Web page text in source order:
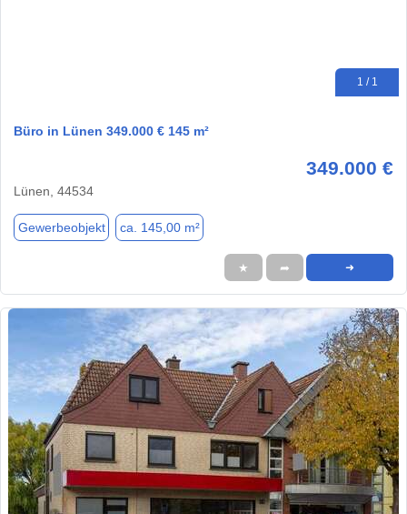
1 / 1
Büro in Lünen 349.000 € 145 m²
349.000 €
Lünen, 44534
Gewerbeobjekt ca. 145,00 m²
★ ➦ ➜